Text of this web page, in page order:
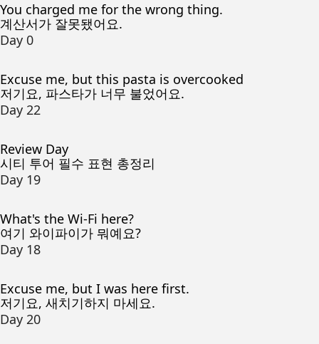
You charged me for the wrong thing.
계산서가 잘못됐어요.
Day 0
Excuse me, but this pasta is overcooked
저기요, 파스타가 너무 불었어요.
Day 22
Review Day
시티 투어 필수 표현 총정리
Day 19
What's the Wi-Fi here?
여기 와이파이가 뭐예요?
Day 18
Excuse me, but I was here first.
저기요, 새치기하지 마세요.
Day 20